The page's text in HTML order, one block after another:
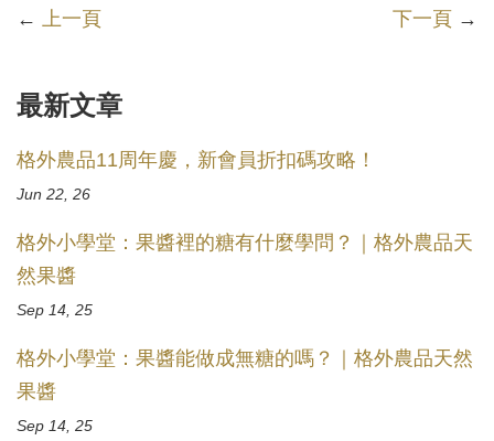
← 上一頁 下一頁 →
最新文章
格外農品11周年慶，新會員折扣碼攻略！
Jun 22, 26
格外小學堂：果醬裡的糖有什麼學問？｜格外農品天
然果醬
Sep 14, 25
格外小學堂：果醬能做成無糖的嗎？｜格外農品天然
果醬
Sep 14, 25